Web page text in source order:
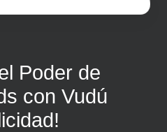
Poder de
con Vudú